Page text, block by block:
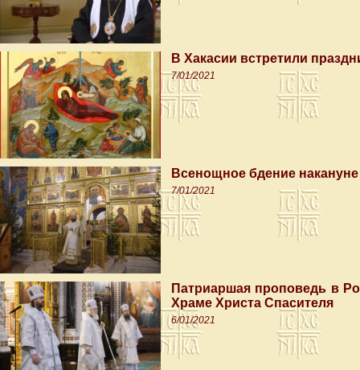
В Хакасии встретили
7/01/2021
Всенощное бдение
7/01/2021
Патриаршая проповедь в
Храме Христа Спасителя
6/01/2021